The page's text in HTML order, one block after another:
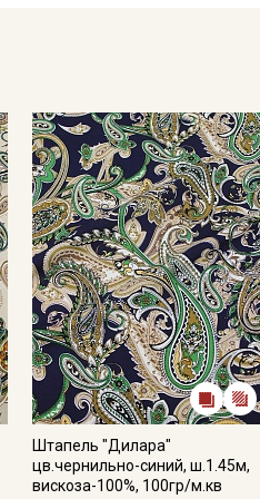
Штапель "Дилара"
цв.чернильно-синий, ш.1.45м,
вискоза-100%, 100гр/м.кв